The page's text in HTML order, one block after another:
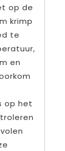
op de
krimp
te
en
op het